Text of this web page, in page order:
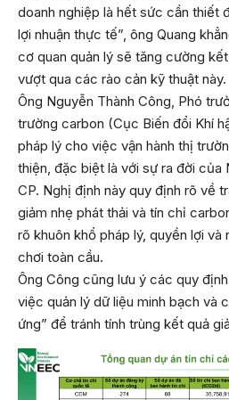
doanh nghiệp là hết sức cần thiết
lợi nhuận thực tế”, ông Quang
cơ quan quản lý sẽ tăng cường
vượt qua các rào cản kỹ thuật này.
Ông Nguyễn Thành Công, Phó
trường carbon (Cục Biến đổi Khí
pháp lý cho việc vận hành thị
thiện, đặc biệt là với sự ra đời của
CP. Nghị định này quy định rõ về
giảm nhẹ phát thải và tín chỉ
rõ khuôn khổ pháp lý, quyền lợi và
chơi toàn cầu.
Ông Công cũng lưu ý các quy
việc quản lý dữ liệu minh bạch và
ứng” để tránh tính trùng kết quả